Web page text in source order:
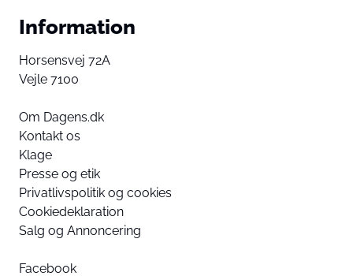
Information
Horsensvej 72A
Vejle 7100
Om Dagens.dk
Kontakt os
Klage
Presse og etik
Privatlivspolitik og cookies
Cookiedeklaration
Salg og Annoncering
Facebook